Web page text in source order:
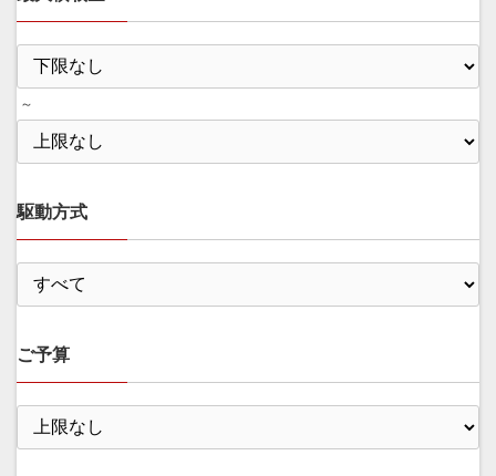
～
駆動方式
ご予算